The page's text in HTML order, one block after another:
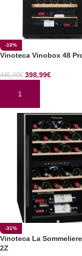
-10%
Vinoteca Vinobox 48
445,00€ 398,99€
AÑADIR AL CARRITO
-31%
Vinoteca La Sommeliere
2Z